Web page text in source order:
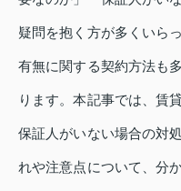
疑問を抱く方が多くいら
有無に関する契約方法も
ります。本記事では、賃
保証人がいない場合の対
れや注意点について、分